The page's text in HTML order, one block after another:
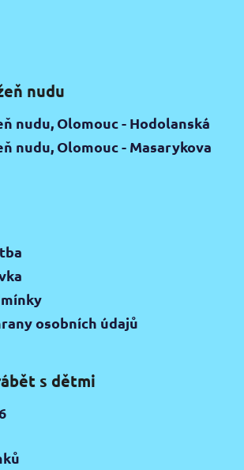
nudu
nudu, Olomouc - Hodolanská
nudu, Olomouc - Masarykova
osobních údajů
s dětmi